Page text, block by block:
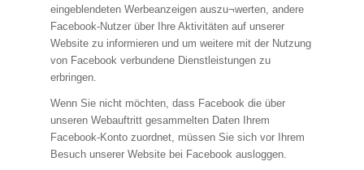
eingeblendeten Werbeanzeigen auszu¬werten, andere
Facebook-Nutzer über Ihre Aktivitäten auf unserer
Website zu informieren und um weitere mit der Nutzung
von Facebook verbundene Dienstleistungen zu
erbringen.
Wenn Sie nicht möchten, dass Facebook die über
unseren Webauftritt gesammelten Daten Ihrem
Facebook-Konto zuordnet, müssen Sie sich vor Ihrem
Besuch unserer Website bei Facebook ausloggen.